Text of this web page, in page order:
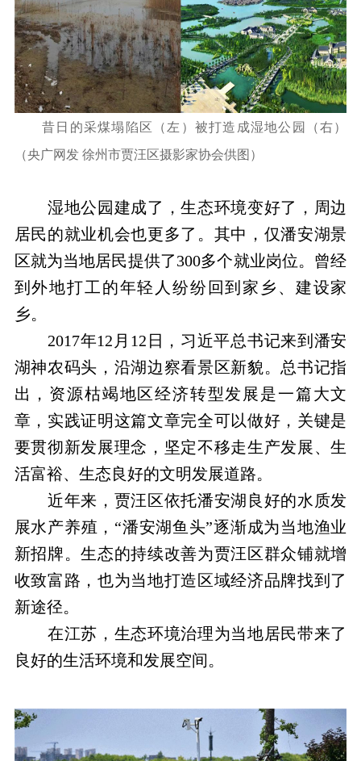
昔日的采煤塌陷区（左）被打造成湿地公园（右）
（央广网发 徐州市贾汪区摄影家协会供图）
湿地公园建成了，生态环境变好了，周边
居民的就业机会也更多了。其中，仅潘安湖景
区就为当地居民提供了300多个就业岗位。曾经
到外地打工的年轻人纷纷回到家乡、建设家
乡。
2017年12月12日，习近平总书记来到潘安
湖神农码头，沿湖边察看景区新貌。总书记指
出，资源枯竭地区经济转型发展是一篇大文
章，实践证明这篇文章完全可以做好，关键是
要贯彻新发展理念，坚定不移走生产发展、生
活富裕、生态良好的文明发展道路。
近年来，贾汪区依托潘安湖良好的水质发
展水产养殖，“潘安湖鱼头”逐渐成为当地渔业
新招牌。生态的持续改善为贾汪区群众铺就增
收致富路，也为当地打造区域经济品牌找到了
新途径。
在江苏，生态环境治理为当地居民带来了
良好的生活环境和发展空间。